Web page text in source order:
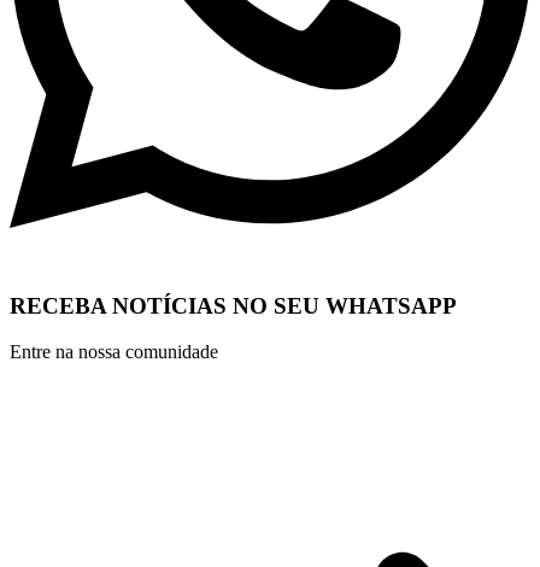
RECEBA NOTÍCIAS NO SEU WHATSAPP
Entre na nossa comunidade